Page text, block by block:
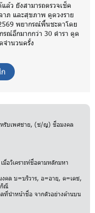
ล้ว ยังสามารถตรวจเช็ค
าภ และสุขภาพ ดูดวงราย
พยากรณ์พื้นชะตาโดย
ณ์อีกมากกว่า 30 ตำรา ดูด
จำนวนครั้ง
รับเพศชาย, (ช/ญ) ชื่อมงคล
อวิเคราะห์ชื่อตามหลักมหา
คล บ=บริวาร, อ=อายุ, ด=เดช,
กิณี
ที่นำหน้าชื่อ จากตัวอย่างด้านบน